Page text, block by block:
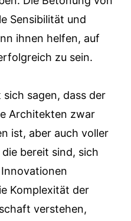
Sensibilität und
ihnen helfen, auf
zu sein.
sagen, dass der
Architekten zwar
ist, aber auch voller
bereit sind, sich
Komplexität der
verstehen,